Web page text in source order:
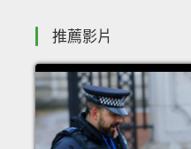
推薦影片